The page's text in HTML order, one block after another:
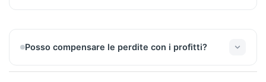
Posso compensare le perdite con i profitti?
Sì, è possibile compensare le perdite con i